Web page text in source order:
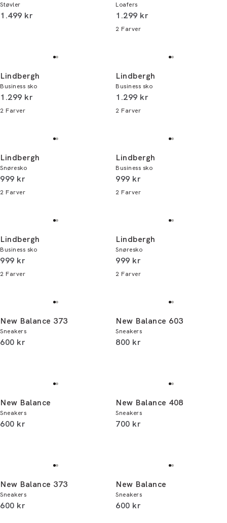
Støvler
I alt (inkl. rabat)
1.499 kr
Loafers
I alt (inkl. rabat)
1.299 kr
2 Farver
Lindbergh
Business sko
I alt (inkl. rabat)
1.299 kr
2 Farver
Lindbergh
Business sko
I alt (inkl. rabat)
1.299 kr
2 Farver
Lindbergh
Snøresko
I alt (inkl. rabat)
999 kr
2 Farver
Lindbergh
Business sko
I alt (inkl. rabat)
999 kr
2 Farver
Lindbergh
Business sko
I alt (inkl. rabat)
999 kr
2 Farver
Lindbergh
Snøresko
I alt (inkl. rabat)
999 kr
2 Farver
New Balance 373
Sneakers
I alt (inkl. rabat)
600 kr
New Balance 603
Sneakers
I alt (inkl. rabat)
800 kr
New Balance
Sneakers
I alt (inkl. rabat)
600 kr
New Balance 408
Sneakers
I alt (inkl. rabat)
700 kr
New Balance 373
Sneakers
I alt (inkl. rabat)
600 kr
New Balance
Sneakers
I alt (inkl. rabat)
600 kr